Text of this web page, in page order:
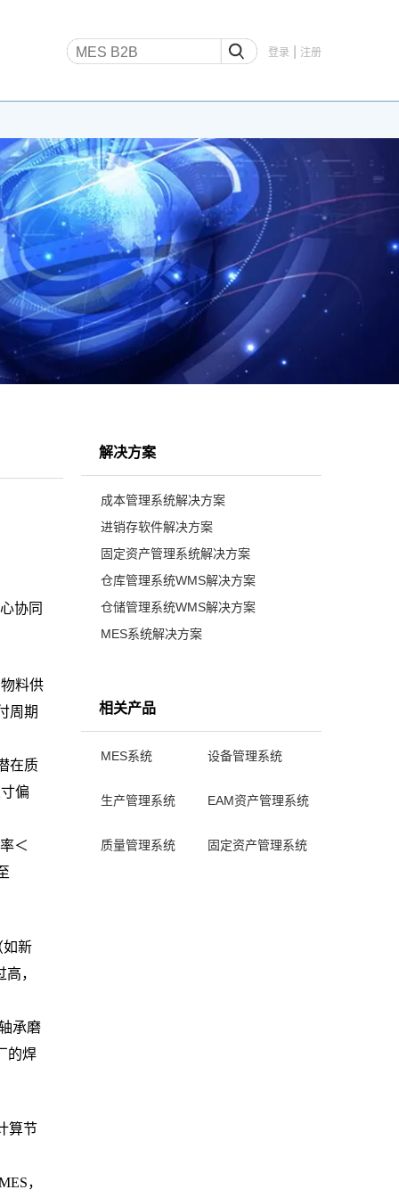
登录 注册
协同
料供
周期
在质
偏
＜
如新
，
承磨
的焊
算节
，
解决方案
成本管理系统解决方案
进销存软件解决方案
固定资产管理系统解决方案
仓库管理系统WMS解决方案
仓储管理系统WMS解决方案
MES系统解决方案
相关产品
MES系统 设备管理系统
生产管理系统 EAM资产管理系统
质量管理系统 固定资产管理系统